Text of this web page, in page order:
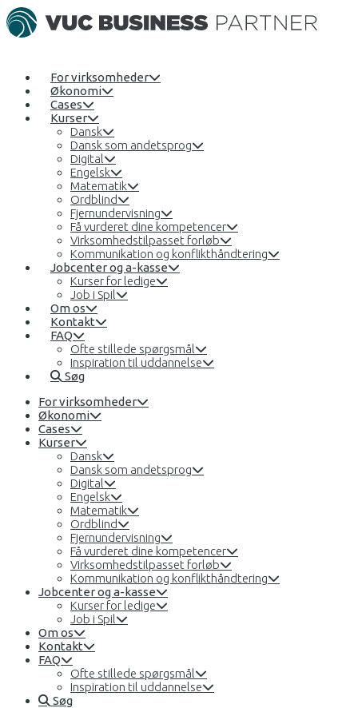
For virksomheder
Økonomi
Cases
Kurser
Dansk
Dansk som andetsprog
Digital
Engelsk
Matematik
Ordblind
Fjernundervisning
Få vurderet dine kompetencer
Virksomhedstilpasset forløb
Kommunikation og konflikthåndtering
Jobcenter og a-kasse
Kurser for ledige
Job i Spil
Om os
Kontakt
FAQ
Ofte stillede spørgsmål
Inspiration til uddannelse
Søg
For virksomheder
Økonomi
Cases
Kurser
Dansk
Dansk som andetsprog
Digital
Engelsk
Matematik
Ordblind
Fjernundervisning
Få vurderet dine kompetencer
Virksomhedstilpasset forløb
Kommunikation og konflikthåndtering
Jobcenter og a-kasse
Kurser for ledige
Job i Spil
Om os
Kontakt
FAQ
Ofte stillede spørgsmål
Inspiration til uddannelse
Søg